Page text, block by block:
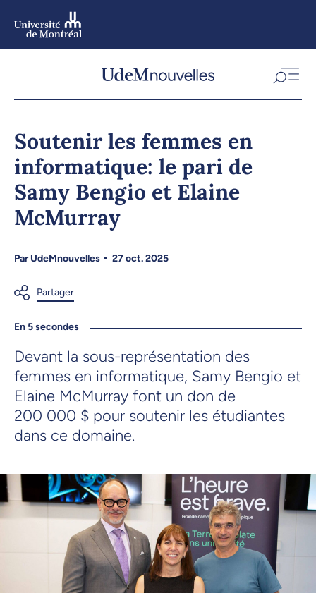
Soutenir les femmes en
informatique: le pari de
Samy Bengio et Elaine
McMurray
ParUdeMnouvelles 27 oct. 2025
En 5 secondes
Devant la sous-représentation des
femmes en informatique, Samy Bengio et
Elaine McMurray font un don de
200 000 $ pour soutenir les étudiantes
dans ce domaine.